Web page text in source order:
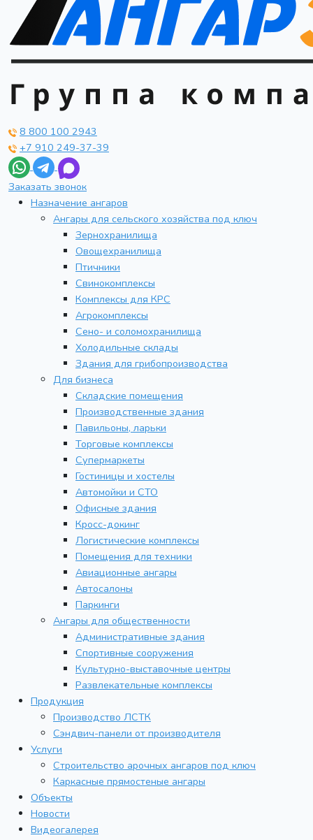
8 800 100 2943
+7 910 249-37-39
Заказать звонок
Назначение ангаров
Ангары для сельского хозяйства под ключ
Зернохранилища
Овощехранилища
Птичники
Свинокомплексы
Комплексы для КРС
Агрокомплексы
Сено- и соломохранилища
Холодильные склады
Здания для грибопроизводства
Для бизнеса
Складские помещения
Производственные здания
Павильоны, ларьки
Торговые комплексы
Супермаркеты
Гостиницы и хостелы
Автомойки и СТО
Офисные здания
Кросс-докинг
Логистические комплексы
Помещения для техники
Авиационные ангары
Автосалоны
Паркинги
Ангары для общественности
Административные здания
Спортивные сооружения
Культурно-выставочные центры
Развлекательные комплексы
Продукция
Производство ЛСТК
Сэндвич-панели от производителя
Услуги
Строительство арочных ангаров под ключ
Каркасные прямостеные ангары
Объекты
Новости
Видеогалерея